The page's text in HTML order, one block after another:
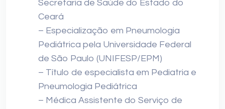
Secretaria de Saúde do Estado do
Ceará
– Especialização em Pneumologia
Pediátrica pela Universidade Federal
de São Paulo (UNIFESP/EPM)
– Título de especialista em Pediatria e
Pneumologia Pediátrica
– Médica Assistente do Serviço de